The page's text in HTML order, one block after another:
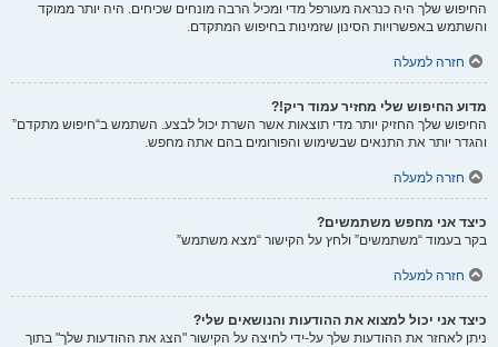
החיפוש שלך היה כנראה מעורפל מדי ומכיל הרבה מונחים שכיחים. היה יותר ממוקד
והשתמש באפשרויות הסינון שזמינות בחיפוש המתקדם.
חזרה למעלה
מדוע החיפוש שלי מחזיר עמוד ריק!?
החיפוש שלך החזיק יותר מדי תוצאות אשר השרת יכול לבצע. השתמש ב“חיפוש מתקדם”
והגדר יותר את התנאים שבשימוש והפורומים בהם אתה מחפש.
חזרה למעלה
כיצד אני מחפש משתמשים?
בקר בעמוד “משתמשים” ולחץ על הקישור “מצא משתמש”
חזרה למעלה
כיצד אני יכול למצוא את ההודעות והנושאים שלי?
ניתן לאחזר את ההודעות שלך על-ידי לחיצה על הקישור "הצג את ההודעות שלך" בתוך